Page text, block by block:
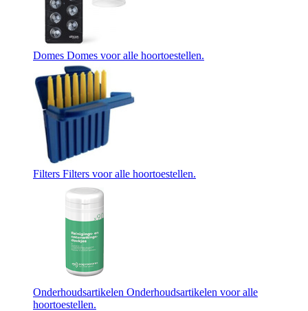
Domes Domes voor alle hoortoestellen.
Filters Filters voor alle hoortoestellen.
Onderhoudsartikelen Onderhoudsartikelen voor alle
hoortoestellen.